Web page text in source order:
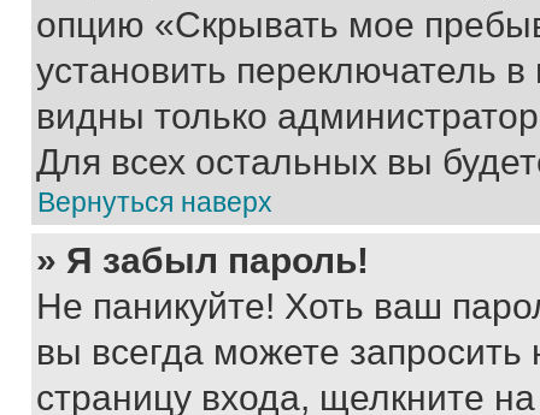
опцию «Скрывать мое
установить переключатель
видны только
Для всех остальных вы
Вернуться наверх
» Я забыл пароль!
Не паникуйте! Хоть ваш
вы всегда можете
страницу входа, щелкните